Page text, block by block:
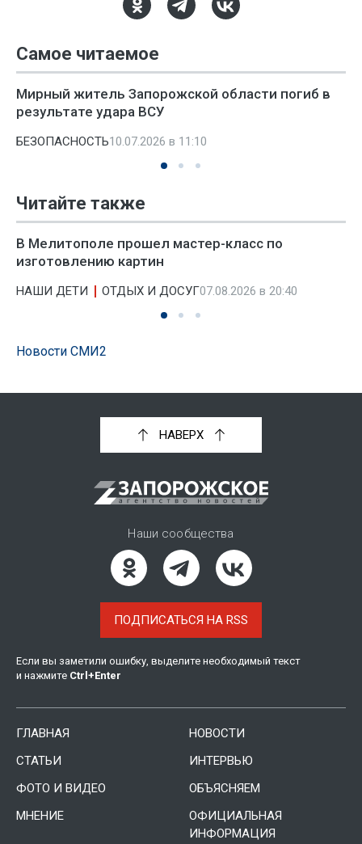
Самое читаемое
Мирный житель Запорожской области погиб в
результате удара ВСУ
БЕЗОПАСНОСТЬ10.07.2026 в 11:10
Читайте также
В Мелитополе прошел мастер-класс по
изготовлению картин
НАШИ ДЕТИ ОТДЫХ И ДОСУГ07.08.2026 в 20:40
Новости СМИ2
НАВЕРХ
Наши сообщества
ПОДПИСАТЬСЯ НА RSS
Если вы заметили ошибку, выделите необходимый текст
и нажмите Ctrl +Enter
ГЛАВНАЯ
НОВОСТИ
СТАТЬИ
ИНТЕРВЬЮ
ФОТО И ВИДЕО
ОБЪЯСНЯЕМ
МНЕНИЕ
ОФИЦИАЛЬНАЯ
ИНФОРМАЦИЯ